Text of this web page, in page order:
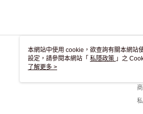
本網站中使用 cookie，欲查詢有關本網站
設定，請參閱本網站「 私隱政策 」之
用 cookie。
了解更多 >